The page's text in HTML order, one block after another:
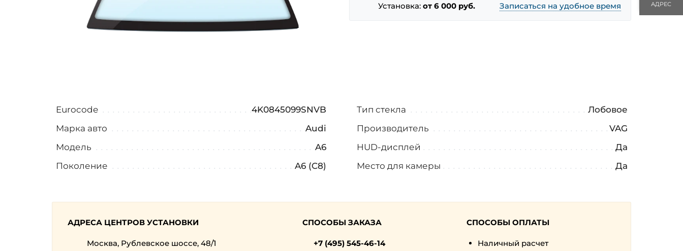
Установка:от 6 000 руб. Записаться на удобное время
Eurocode
4K0845099SNVB
Марка авто
Audi
Модель
A6
Поколение
A6 (C8)
Тип стекла
Лобовое
Производитель
VAG
HUD-дисплей
Да
Место для камеры
Да
АДРЕСА ЦЕНТРОВ УСТАНОВКИ
Москва, Рублевское шоссе, 48/1
СПОСОБЫ ЗАКАЗА
+7 (495) 545-46-14
СПОСОБЫ ОПЛАТЫ
Наличный расчет
АДРЕС